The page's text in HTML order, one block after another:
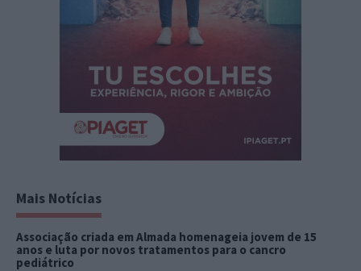
Mais Notícias
Associação criada em Almada homenageia jovem de 15
anos e luta por novos tratamentos para o cancro
pediátrico